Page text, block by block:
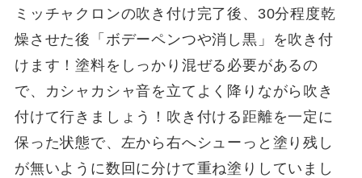
ミッチャクロンの吹き付け完了後、 30分程度乾
燥させた後「ボデーペンつや消し黒」を吹き付
けます！塗料をしっかり混ぜる必要があるの
で、カシャカシャ音を立てよく降りながら吹き
付けて行きましょう！吹き付ける距離を一定に
保った状態で、左から右へシューっと塗り残し
が無いように数回に分けて重ね塗りしていまし